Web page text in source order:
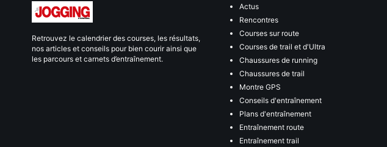
Retrouvez le calendrier des courses, les résultats,
nos articles et conseils pour bien courir ainsi que
les parcours et carnets d’entraînement.
Actus
Rencontres
Courses sur route
Courses de trail et d'Ultra
Chaussures de running
Chaussures de trail
Montre GPS
Conseils d'entraînement
Plans d'entraînement
Entraînement route
Entraînement trail